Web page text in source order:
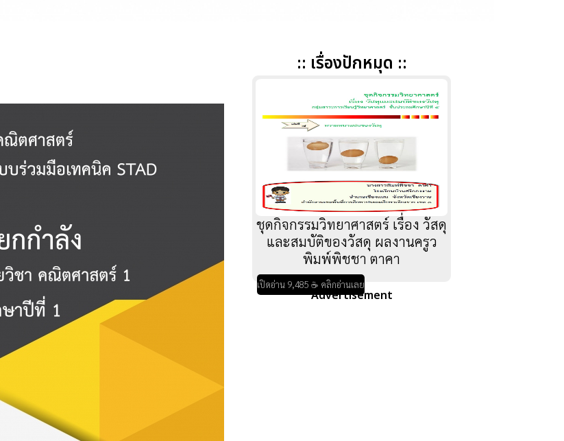
:: เรื่องปักหมุด ::
ชุดกิจกรรมวิทยาศาสตร์ เรื่อง วัสดุ
และสมบัติของวัสดุ ผลงานครูว
พิมพ์พิชชา ตาคา
เปิดอ่าน 9,485 ☕ คลิกอ่านเลย
Advertisement